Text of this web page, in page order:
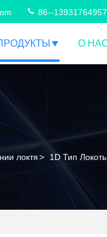
86--13931764957
О
локтя> 1D Тип